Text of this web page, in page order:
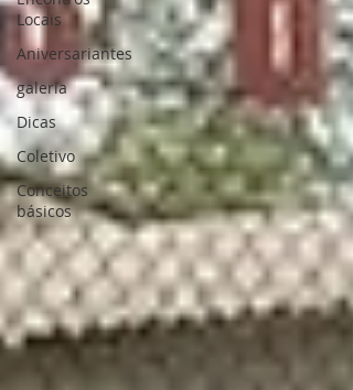
Locais
Aniversariantes
galeria
Dicas
Coletivo
Conceitos
básicos